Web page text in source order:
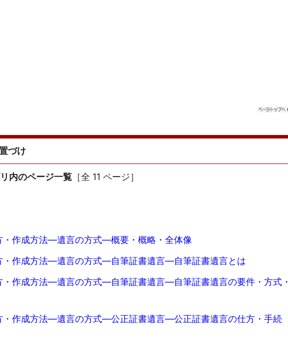
づけ
内のページ一覧 ［全 11 ページ］
・作成方法―遺言の方式―概要・概略・全体像
・作成方法―遺言の方式―自筆証書遺言―自筆証書遺言とは
・作成方法―遺言の方式―自筆証書遺言―自筆証書遺言の要件・方式・
・作成方法―遺言の方式―公正証書遺言―公正証書遺言の仕方・手続